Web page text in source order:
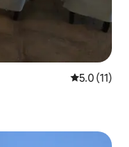
คะแนนเฉลี่ย
5.0 (11)